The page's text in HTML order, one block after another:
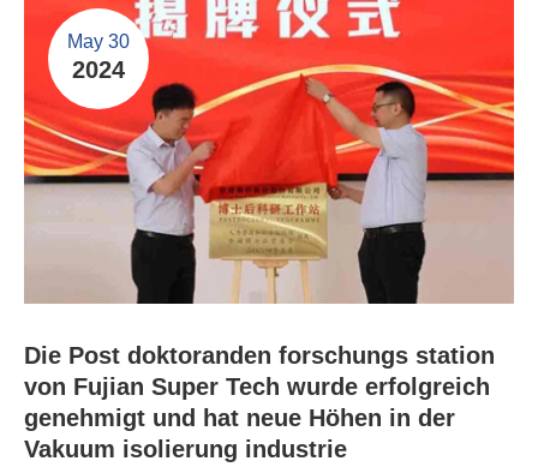
May 30
2024
Die Post doktoranden forschungs station
von Fujian Super Tech wurde erfolgreich
genehmigt und hat neue Höhen in der
Vakuum isolierung industrie